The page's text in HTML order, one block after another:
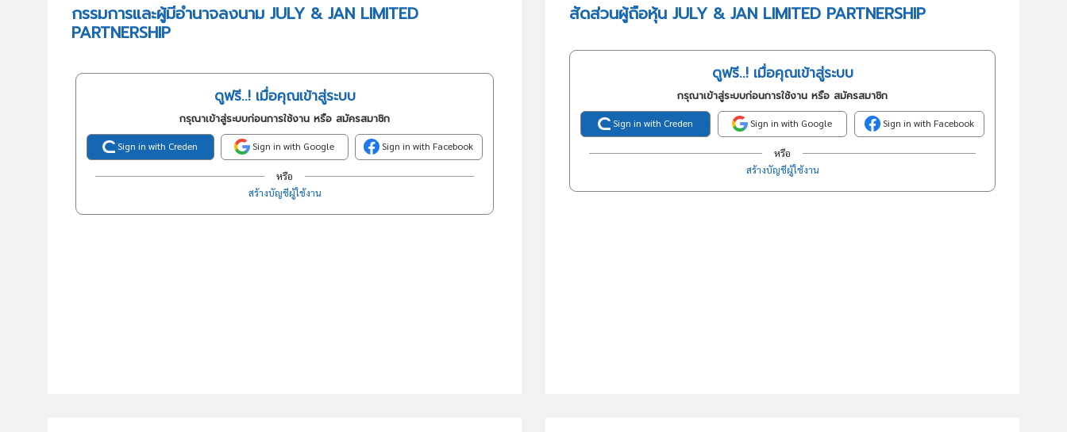
กรรมการและผู้มีอำนาจลงนาม JULY & JAN LIMITED
PARTNERSHIP
ดูฟรี..! เมื่อคุณเข้าสู่ระบบ
กรุณาเข้าสู่ระบบก่อนการใช้งาน หรือ สมัครสมาชิก
Sign in with Creden Sign in with Google Sign in with Facebook
หรือ
สร้างบัญชีผู้ใช้งาน
สัดส่วนผู้ถือหุ้น JULY & JAN LIMITED PARTNERSHIP
ดูฟรี..! เมื่อคุณเข้าสู่ระบบ
กรุณาเข้าสู่ระบบก่อนการใช้งาน หรือ สมัครสมาชิก
Sign in with Creden Sign in with Google Sign in with Facebook
หรือ
สร้างบัญชีผู้ใช้งาน